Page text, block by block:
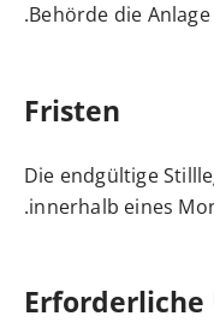
Behörde die
.
Fristen
Die endgültige
innerhalb eines